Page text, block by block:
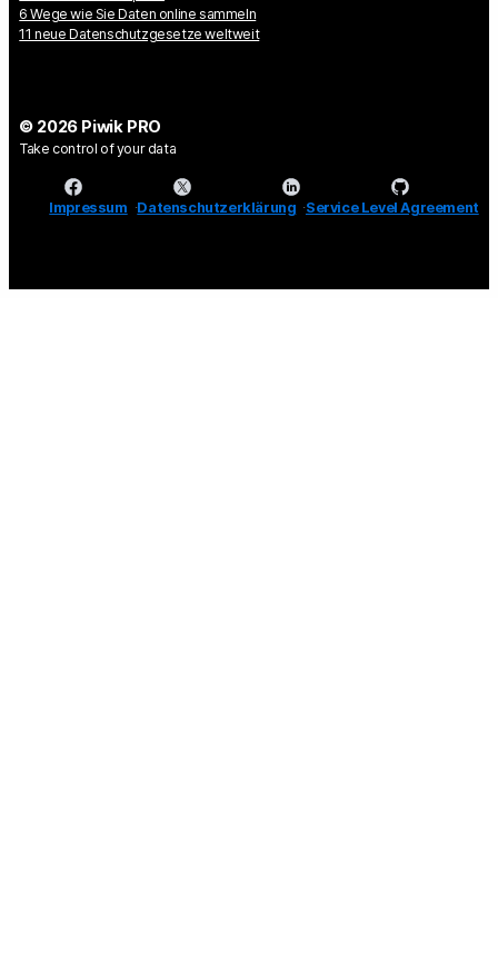
6 Wege wie Sie Daten online sammeln
11 neue Datenschutzgesetze weltweit
© 2026 Piwik PRO
Take control of your data
Impressum Datenschutzerklärung Service Level Agreement